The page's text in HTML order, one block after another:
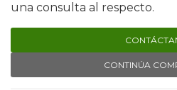
una consulta al respecto.
CONTINÚA